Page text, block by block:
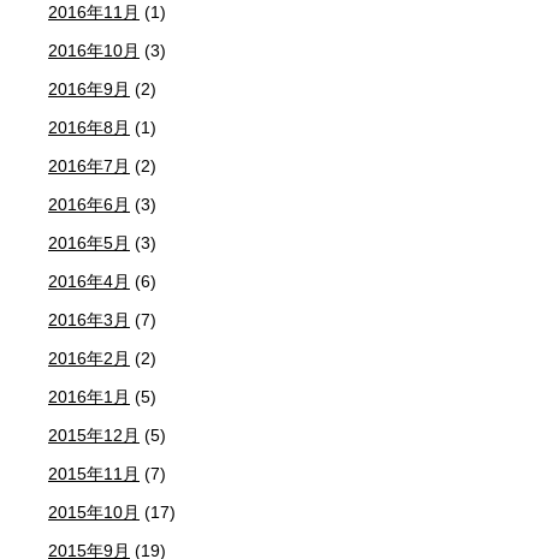
2016年11月 (1)
2016年10月 (3)
2016年9月 (2)
2016年8月 (1)
2016年7月 (2)
2016年6月 (3)
2016年5月 (3)
2016年4月 (6)
2016年3月 (7)
2016年2月 (2)
2016年1月 (5)
2015年12月 (5)
2015年11月 (7)
2015年10月 (17)
2015年9月 (19)